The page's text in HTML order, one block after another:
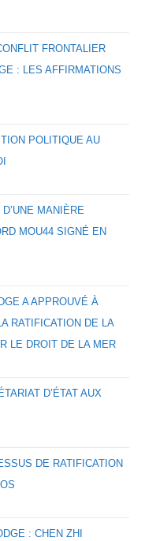
FRONTALIER
: LES AFFIRMATIONS
POLITIQUE AU
MANIÈRE
MOU44 SIGNÉ EN
A APPROUVÉ À
RATIFICATION DE LA
LE DROIT DE LA MER
D’ÉTAT AUX
DE RATIFICATION
: CHEN ZHI